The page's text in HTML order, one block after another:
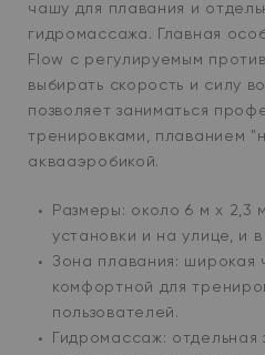
чашу для плавания и
гидромассажа. Главная
Flow с регулируемым
выбирать скорость и силу
позволяет заниматься
тренировками, плаванием
аквааэробикой.
Размеры: около 6 м x 2,3
установки и на улице, и
Зона плавания: широкая
комфортной для
пользователей.
Гидромассаж: